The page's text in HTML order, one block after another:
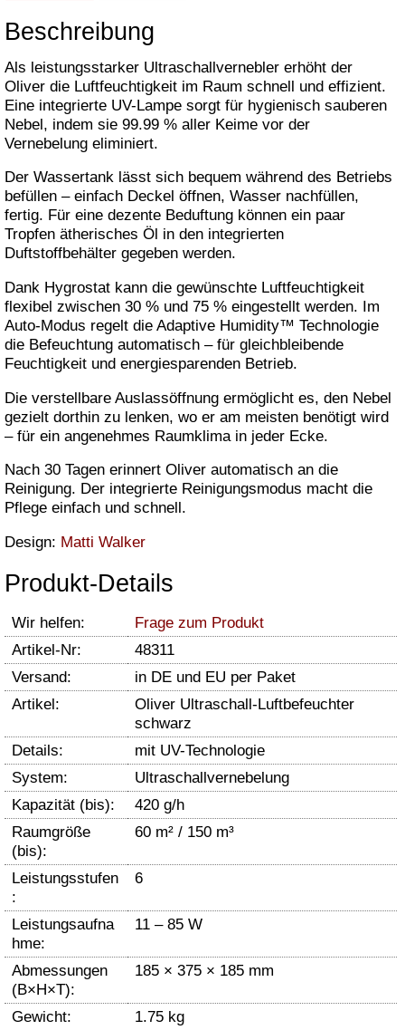
Beschreibung
Als leistungsstarker Ultraschallvernebler erhöht der
Oliver die Luftfeuchtigkeit im Raum schnell und effizient.
Eine integrierte UV-Lampe sorgt für hygienisch sauberen
Nebel, indem sie 99.99 % aller Keime vor der
Vernebelung eliminiert.
Der Wassertank lässt sich bequem während des Betriebs
befüllen – einfach Deckel öffnen, Wasser nachfüllen,
fertig. Für eine dezente Beduftung können ein paar
Tropfen ätherisches Öl in den integrierten
Duftstoffbehälter gegeben werden.
Dank Hygrostat kann die gewünschte Luftfeuchtigkeit
flexibel zwischen 30 % und 75 % eingestellt werden. Im
Auto-Modus regelt die Adaptive Humidity™ Technologie
die Befeuchtung automatisch – für gleichbleibende
Feuchtigkeit und energiesparenden Betrieb.
Die verstellbare Auslassöffnung ermöglicht es, den Nebel
gezielt dorthin zu lenken, wo er am meisten benötigt wird
– für ein angenehmes Raumklima in jeder Ecke.
Nach 30 Tagen erinnert Oliver automatisch an die
Reinigung. Der integrierte Reinigungsmodus macht die
Pflege einfach und schnell.
Design: Matti Walker
Produkt-Details
Wir helfen:
Frage zum Produkt
Artikel-Nr:
48311
Versand:
in DE und EU per Paket
Artikel:
Oliver Ultraschall-Luftbefeuchter
schwarz
Details:
mit UV-Technologie
System:
Ultraschallvernebelung
Kapazität (bis):
420 g/h
Raumgröße
(bis):
60 m² / 150 m³
Leistungsstufen
:
6
Leistungsaufna
hme:
11 – 85 W
Abmessungen
(B×H×T):
185 × 375 × 185 mm
Gewicht: 1.75 kg